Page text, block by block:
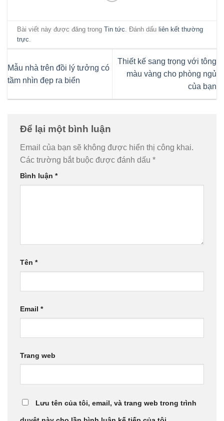
Bài viết này được đăng trongTin tức . Đánh dấuliên kết thường
trực
Mẫu nhà trên đồi lý tưởng có
tầm nhìn đẹp ra biển
Thiết kế sang trọng với tông
màu vàng cho phòng ngủ
của bạn
Để lại một bình luận
Email của bạn sẽ không được hiển thị công khai.
Các trường bắt buộc được đánh dấu *
Bình luận *
Tên *
Email *
Trang web
Lưu tên của tôi, email, và trang web trong trình